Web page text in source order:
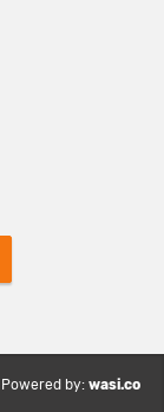
Powered by: wasi.co